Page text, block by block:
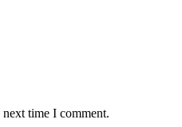
time I comment.